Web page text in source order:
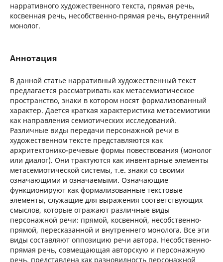
нарративного художественного текста, прямая речь,
косвенная речь, несобственно-прямая речь, внутренний
монолог.
Аннотация
В данной статье нарративный художественный текст
предлагается рассматривать как метасемиотическое
пространство, знаки в котором носят формализованный
характер. Дается краткая характеристика метасемиотики
как направления семиотических исследований.
Различные виды передачи персонажной речи в
художественном тексте представляются как
архритектонико-речевые формы повествования (монолог
или диалог). Они трактуются как инвентарные элементы
метасемиотической системы, т.е. знаки со своими
означающими и означаемыми. Означающие
функционируют как формализованные текстовые
элементы, служащие для выражения соответствующих
смыслов, которые отражают различные виды
персонажной речи: прямой, косвенной, несобственно-
прямой, пересказанной и внутреннего монолога. Все эти
виды составляют оппозицию речи автора. Несобственно-
прямая речь, совмещающая авторскую и персонажную
речь, представлена как разновидность персонажной